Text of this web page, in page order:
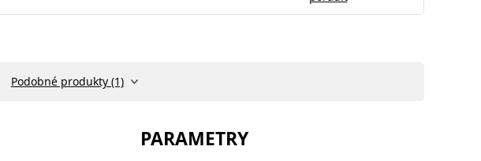
Podobné produkty (1)
PARAMETRY